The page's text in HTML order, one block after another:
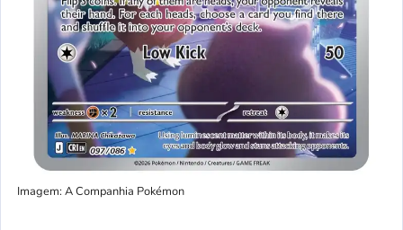
Imagem: A Companhia Pokémon